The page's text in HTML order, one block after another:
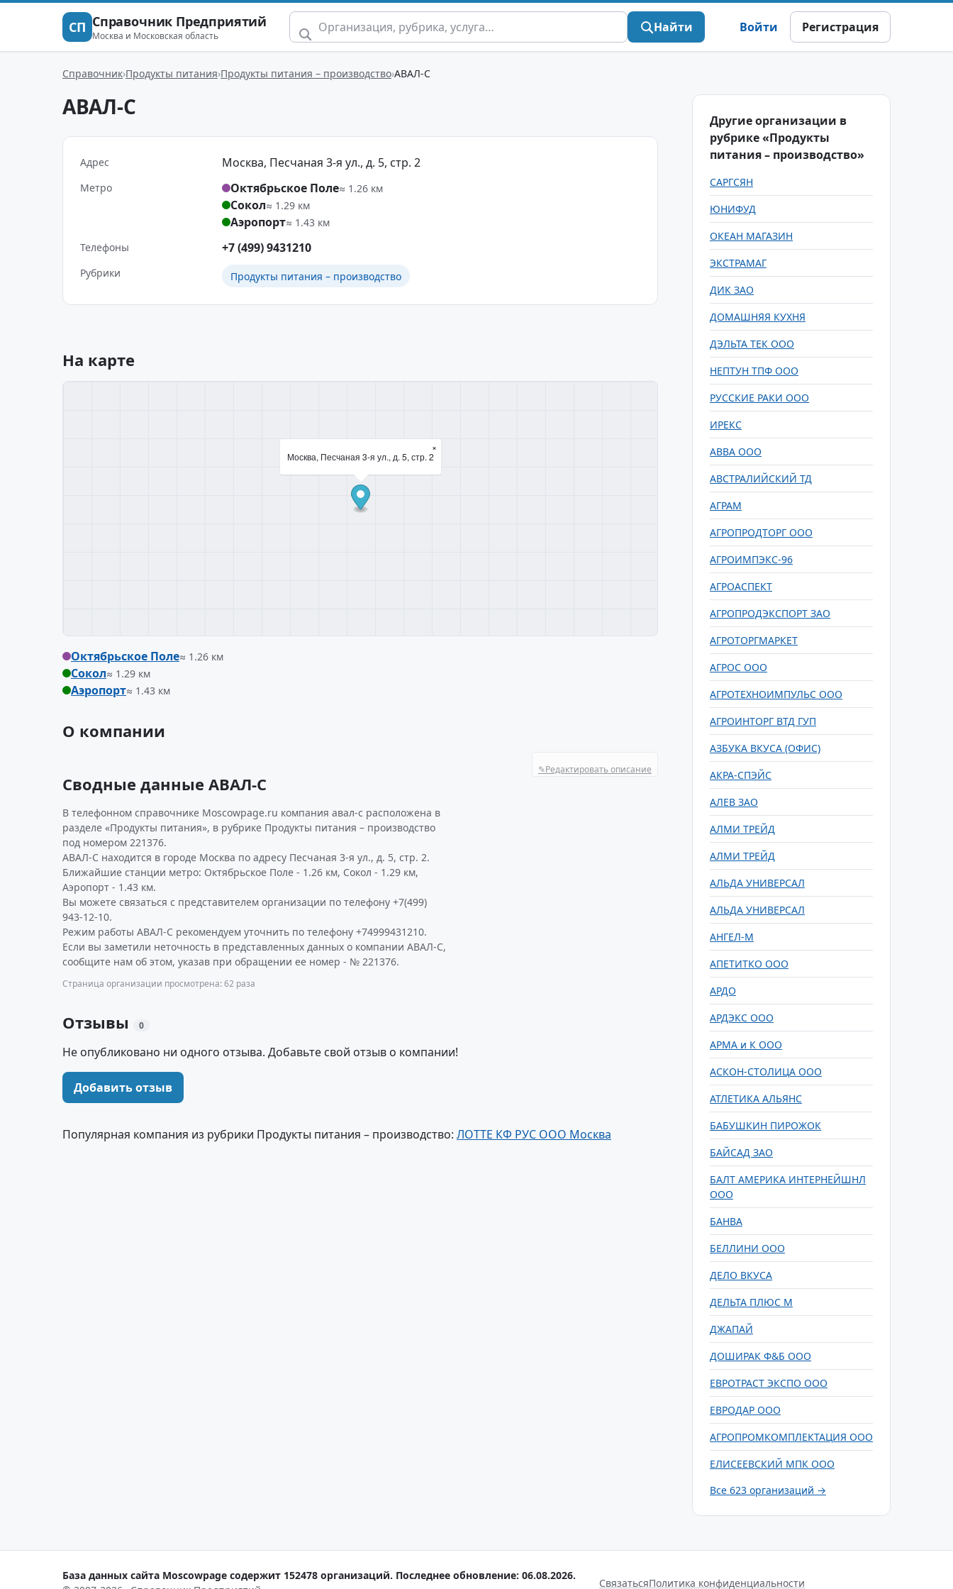
СП Справочник Предприятий
Москва и Московская область
Найти Войти Регистрация
Справочник Продукты питания Продукты питания – производство АВАЛ-С
АВАЛ-С
Адрес Москва, Песчаная 3-я ул., д. 5, стр. 2
Метро Октябрьское Поле≈ 1.26 км
Сокол≈ 1.29 км
Аэропорт≈ 1.43 км
Телефоны
+7 (499) 9431210
Рубрики Продукты питания – производство
На карте
Москва, Песчаная 3-я ул., д. 5, стр. 2
×
Октябрьское Поле≈ 1.26 км
Сокол≈ 1.29 км
Аэропорт≈ 1.43 км
О компании
✎Редактировать описание
Сводные данные АВАЛ-С
В телефонном справочнике Moscowpage.ru компания авал-с расположена в
разделе «Продукты питания», в рубрике Продукты питания – производство
под номером 221376.
АВАЛ-С находится в городе Москва по адресу Песчаная 3-я ул., д. 5, стр. 2.
Ближайшие станции метро: Октябрьское Поле - 1.26 км, Сокол - 1.29 км,
Аэропорт - 1.43 км.
Вы можете связаться с представителем организации по телефону +7(499)
943-12-10.
Режим работы АВАЛ-С рекомендуем уточнить по телефону +74999431210.
Если вы заметили неточность в представленных данных о компании АВАЛ-С,
сообщите нам об этом, указав при обращении ее номер - № 221376.
Страница организации просмотрена: 62 раза
Отзывы 0
Не опубликовано ни одного отзыва. Добавьте свой отзыв о компании!
Добавить отзыв
Популярная компания из рубрики Продукты питания – производство: ЛОТТЕ КФ РУС ООО Москва
Другие организации в
рубрике «Продукты
питания – производство»
САРГСЯН
ЮНИФУД
ОКЕАН МАГАЗИН
ЭКСТРАМАГ
ДИК ЗАО
ДОМАШНЯЯ КУХНЯ
ДЭЛЬТА ТЕК ООО
НЕПТУН ТПФ ООО
РУССКИЕ РАКИ ООО
ИРЕКС
АВВА ООО
АВСТРАЛИЙСКИЙ ТД
АГРАМ
АГРОПРОДТОРГ ООО
АГРОИМПЭКС-96
АГРОАСПЕКТ
АГРОПРОДЭКСПОРТ ЗАО
АГРОТОРГМАРКЕТ
АГРОС ООО
АГРОТЕХНОИМПУЛЬС ООО
АГРОИНТОРГ ВТД ГУП
АЗБУКА ВКУСА (ОФИС)
АКРА-СПЭЙС
АЛЕВ ЗАО
АЛМИ ТРЕЙД
АЛМИ ТРЕЙД
АЛЬДА УНИВЕРСАЛ
АЛЬДА УНИВЕРСАЛ
АНГЕЛ-М
АПЕТИТКО ООО
АРДО
АРДЭКС ООО
АРМА и К ООО
АСКОН-СТОЛИЦА ООО
АТЛЕТИКА АЛЬЯНС
БАБУШКИН ПИРОЖОК
БАЙСАД ЗАО
БАЛТ АМЕРИКА ИНТЕРНЕЙШНЛ
ООО
БАНВА
БЕЛЛИНИ ООО
ДЕЛО ВКУСА
ДЕЛЬТА ПЛЮС М
ДЖАПАЙ
ДОШИРАК Ф&Б ООО
ЕВРОТРАСТ ЭКСПО ООО
ЕВРОДАР ООО
АГРОПРОМКОМПЛЕКТАЦИЯ ООО
ЕЛИСЕЕВСКИЙ МПК ООО
Все 623 организаций →
База данных сайта Moscowpage содержит 152478 организаций. Последнее обновление: 06.08.2026.
СвязатьсяПолитика конфиденциальности